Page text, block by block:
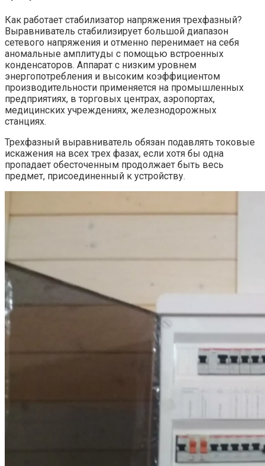
Как работает стабилизатор напряжения трехфазный?
Выравниватель стабилизирует большой диапазон
сетевого напряжения и отменно перенимает на себя
аномальные амплитуды с помощью встроенных
конденсаторов. Аппарат с низким уровнем
энергопотребления и высоким коэффициентом
производительности применяется на промышленных
предприятиях, в торговых центрах, аэропортах,
медицинских учреждениях, железнодорожных
станциях.
Трехфазный выравниватель обязан подавлять токовые
искажения на всех трех фазах, если хотя бы одна
пропадает обесточенным продолжает быть весь
предмет, присоединенный к устройству.